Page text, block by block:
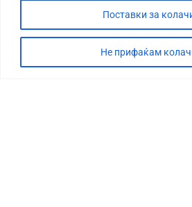
Поставки за
Не прифаќам
ДЕБАТА